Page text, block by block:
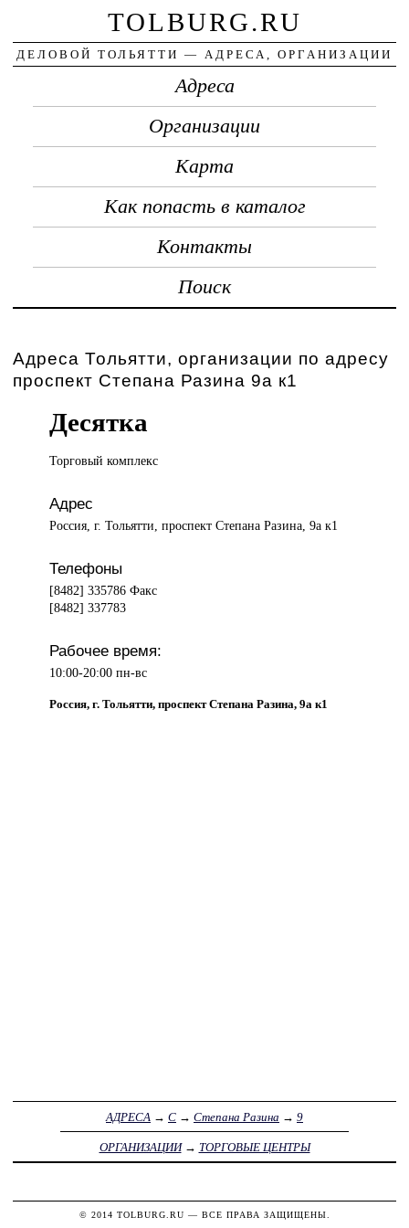
TOLBURG.RU
ДЕЛОВОЙ ТОЛЬЯТТИ — АДРЕСА, ОРГАНИЗАЦИИ
Адреса
Организации
Карта
Как попасть в каталог
Контакты
Поиск
Адреса Тольятти, организации по адресу
проспект Степана Разина 9а к1
Десятка
Торговый комплекс
Адрес
Россия, г. Тольятти, проспект Степана Разина, 9а к1
Телефоны
[8482] 335786 Факс
[8482] 337783
Рабочее время:
10:00-20:00 пн-вс
Россия, г. Тольятти, проспект Степана Разина, 9а к1
АДРЕСА → С → Степана Разина → 9
ОРГАНИЗАЦИИ→ ТОРГОВЫЕ ЦЕНТРЫ
© 2014 TOLBURG.RU — ВСЕ ПРАВА ЗАЩИЩЕНЫ.